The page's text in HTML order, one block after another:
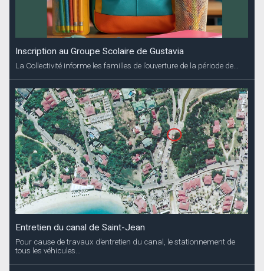
Inscription au Groupe Scolaire de Gustavia
La Collectivité informe les familles de l’ouverture de la période de...
Entretien du canal de Saint-Jean
Pour cause de travaux d’entretien du canal, le stationnement de
tous les véhicules...